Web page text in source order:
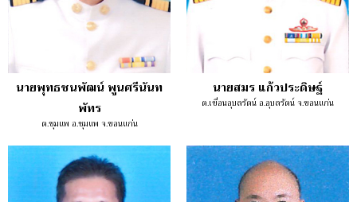
นายพุทธชนพัฒน์ พูนศรีนันท
พัทร
ต.ชุมแพ อ.ชุมแพ จ.ขอนแก่น
นายสมร แก้วประดิษฐ์
ต.เขื่อนอุบลรัตน์ อ.อุบลรัตน์ จ.ขอนแก่น